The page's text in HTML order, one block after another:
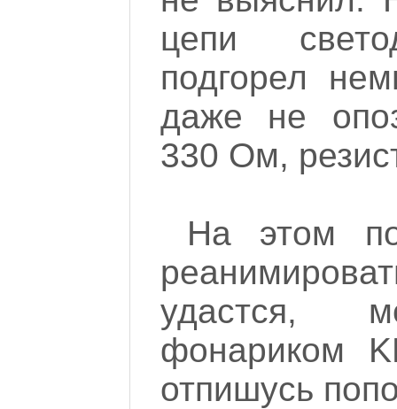
цепи
подгорел
даже не
330 Ом,
На этом
удастся,
фонариком
отпишусь